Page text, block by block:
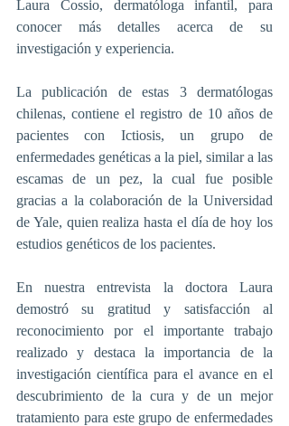
Laura Cossio, dermatóloga infantil, para
conocer más detalles acerca de su
investigación y experiencia.
La publicación de estas 3 dermatólogas
chilenas, contiene el registro de 10 años de
pacientes con Ictiosis, un grupo de
enfermedades genéticas a la piel, similar a las
escamas de un pez, la cual fue posible
gracias a la colaboración de la Universidad
de Yale, quien realiza hasta el día de hoy los
estudios genéticos de los pacientes.
En nuestra entrevista la doctora Laura
demostró su gratitud y satisfacción al
reconocimiento por el importante trabajo
realizado y destaca la importancia de la
investigación científica para el avance en el
descubrimiento de la cura y de un mejor
tratamiento para este grupo de enfermedades